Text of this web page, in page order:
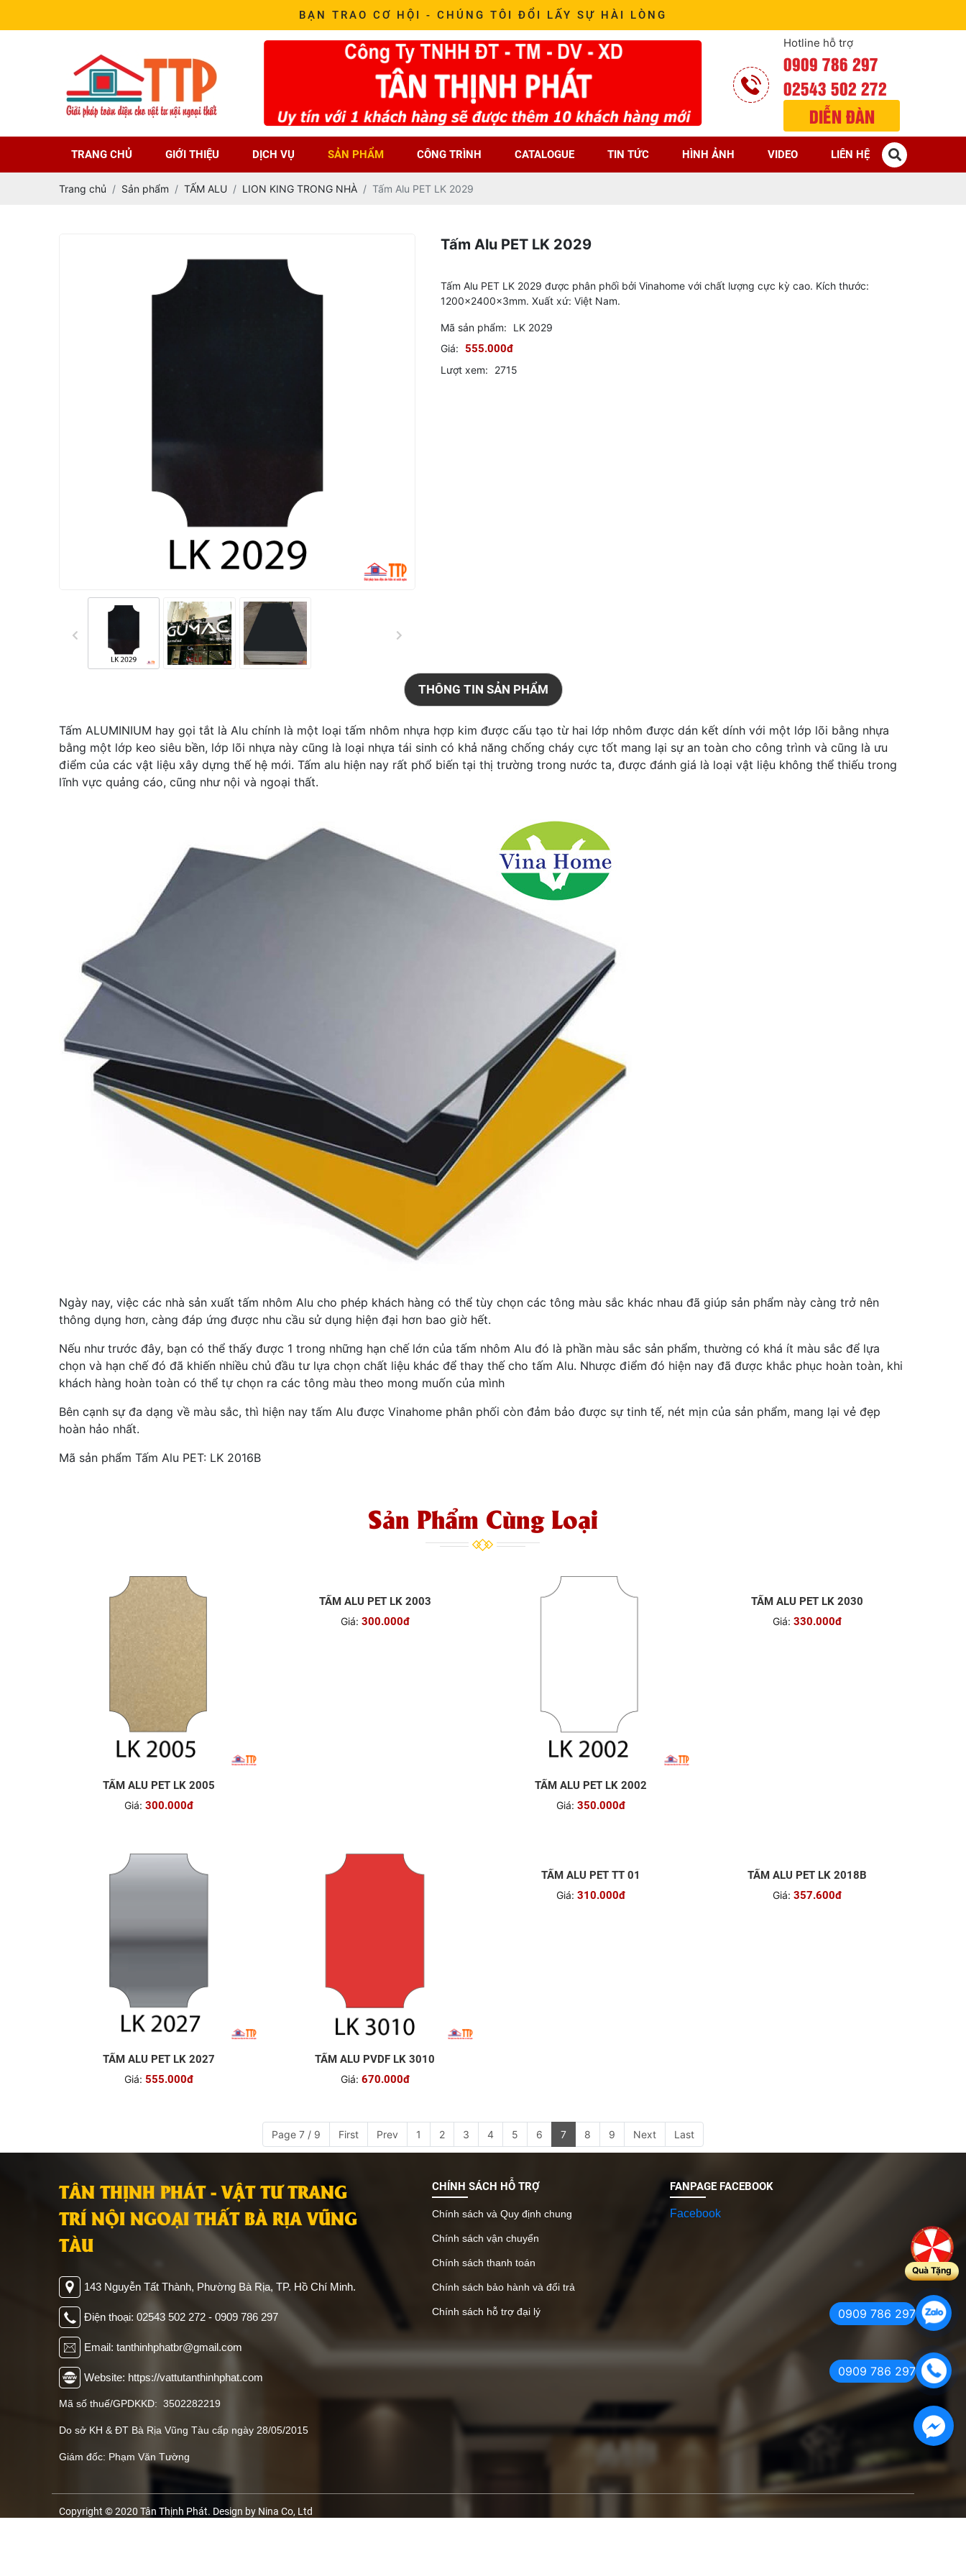
BẠN TRAO CƠ HỘI - CHÚNG TÔI ĐỔI LẤY SỰ HÀI LÒNG
Hotline hỗ trợ
0909 786 297
02543 502 272
DIỄN ĐÀN
TRANG CHỦ GIỚI THIỆU DỊCH VỤ SẢN PHẨM CÔNG TRÌNH CATALOGUE TIN TỨC HÌNH ẢNH VIDEO LIÊN HỆ
Trang chủ Sản phẩm TẤM ALU LION KING TRONG NHÀ Tấm Alu PET LK 2029
Tấm Alu PET LK 2029
Tấm Alu PET LK 2029 được phân phối bởi Vinahome với chất lượng cực kỳ cao. Kích thước:
1200x2400x3mm. Xuất xứ: Việt Nam.
Mã sản phẩm:
LK 2029
Giá: 555.000đ
Lượt xem: 2715
THÔNG TIN SẢN PHẨM
Tấm ALUMINIUM hay gọi tắt là Alu chính là một loại tấm nhôm nhựa hợp kim được cấu tạo từ hai lớp nhôm được dán kết dính với một lớp lõi bằng nhựa
bằng một lớp keo siêu bền, lớp lõi nhựa này cũng là loại nhựa tái sinh có khả năng chống cháy cực tốt mang lại sự an toàn cho công trình và cũng là ưu
điểm của các vật liệu xây dựng thế hệ mới. Tấm alu hiện nay rất phổ biến tại thị trường trong nước ta, được đánh giá là loại vật liệu không thể thiếu trong
lĩnh vực quảng cáo, cũng như nội và ngoại thất.
Ngày nay, việc các nhà sản xuất tấm nhôm Alu cho phép khách hàng có thể tùy chọn các tông màu sắc khác nhau đã giúp sản phẩm này càng trở nên
thông dụng hơn, càng đáp ứng được nhu cầu sử dụng hiện đại hơn bao giờ hết.
Nếu như trước đây, bạn có thể thấy được 1 trong những hạn chế lớn của tấm nhôm Alu đó là phần màu sắc sản phẩm, thường có khá ít màu sắc để lựa
chọn và hạn chế đó đã khiến nhiều chủ đầu tư lựa chọn chất liệu khác để thay thế cho tấm Alu. Nhược điểm đó hiện nay đã được khắc phục hoàn toàn, khi
khách hàng hoàn toàn có thể tự chọn ra các tông màu theo mong muốn của mình
Bên cạnh sự đa dạng về màu sắc, thì hiện nay tấm Alu được Vinahome phân phối còn đảm bảo được sự tinh tế, nét mịn của sản phẩm, mang lại vẻ đẹp
hoàn hảo nhất.
Mã sản phẩm Tấm Alu PET: LK 2016B
Sản Phẩm Cùng Loại
TẤM ALU PET LK 2005
Giá: 300.000đ
TẤM ALU PET LK 2003
Giá: 300.000đ
TẤM ALU PET LK 2002
Giá: 350.000đ
TẤM ALU PET LK 2027
Giá: 555.000đ
TẤM ALU PVDF LK 3010
Giá: 670.000đ
TẤM ALU PET TT 01
Giá: 310.000đ
TẤM ALU PET LK 2018B
Giá: 357.600đ
Page 7 / 9 First Prev 1 2 3 4 5 6 7 8 9 Next Last
TÂN THỊNH PHÁT - VẬT TƯ TRANG
TRÍ NỘI NGOẠI THẤT BÀ RỊA VŨNG
TÀU
143 Nguyễn Tất Thành, Phường Bà Rịa, TP. Hồ Chí Minh.
Điện thoại: 02543 502 272 - 0909 786 297
Email: tanthinhphatbr@gmail.com
Website: https://vattutanthinhphat.com
Mã số thuế/GPDKKD: 3502282219
Do sở KH & ĐT Bà Rịa Vũng Tàu cấp ngày 28/05/2015
Giám đốc: Phạm Văn Tường
CHÍNH SÁCH HỖ TRỢ
Chính sách và Quy định chung
Chính sách vận chuyển
Chính sách thanh toán
Chính sách bảo hành và đổi trả
Chính sách hỗ trợ đại lý
FANPAGE FACEBOOK
Facebook
Copyright © 2020 Tân Thịnh Phát. Design by Nina Co, Ltd
Quà Tặng
0909 786 297
0909 786 297